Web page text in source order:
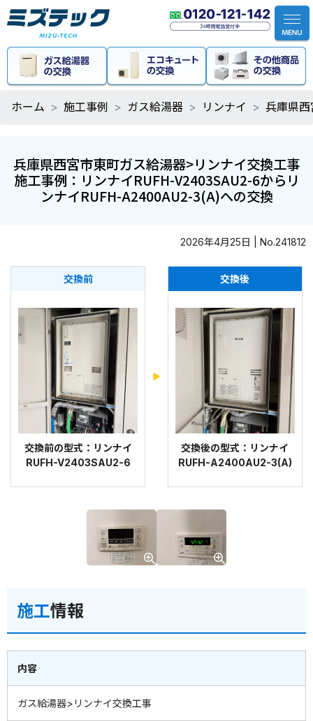
ホーム 施工事例 ガス給湯器 リンナイ 兵庫県
兵庫県西宮市東町ガス給湯器>リンナイ交換工事
施工事例：リンナイRUFH-V2403SAU2-6からリ
ンナイRUFH-A2400AU2-3(A)への交換
2026年4月25日 | No.241812
交換前
交換前の型式：リンナイ
RUFH-V2403SAU2-6
交換後
交換後の型式：リンナイ
RUFH-A2400AU2-3(A)
施工情報
内容
ガス給湯器>リンナイ交換工事